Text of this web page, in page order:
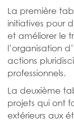
La première
initiatives pour
et améliorer le
l’organisation
actions
professionnels.
La deuxième
projets qui ont
extérieurs aux